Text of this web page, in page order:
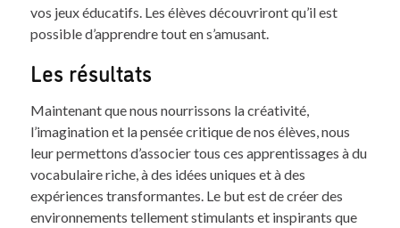
vos jeux éducatifs. Les élèves découvriront qu’il est
possible d’apprendre tout en s’amusant.
Les résultats
Maintenant que nous nourrissons la créativité,
l’imagination et la pensée critique de nos élèves, nous
leur permettons d’associer tous ces apprentissages à du
vocabulaire riche, à des idées uniques et à des
expériences transformantes. Le but est de créer des
environnements tellement stimulants et inspirants que